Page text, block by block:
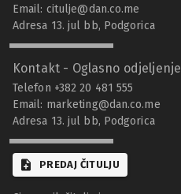
Email: citulje@dan.co.me
Adresa 13. jul bb, Podgorica
Kontakt - Oglasno odjeljenje
Telefon +382 20 481 555
Email: marketing@dan.co.me
Adresa 13. jul bb, Podgorica
PREDAJ ČITULJU